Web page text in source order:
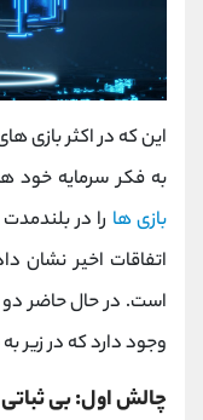
این که در اکثر بازی
به فکر سرمایه خود
بازی ها را در
اتفاقات اخیر
است. در حال حاضر دو
وجود دارد که در زیر
چالش اول: بی ثباتی